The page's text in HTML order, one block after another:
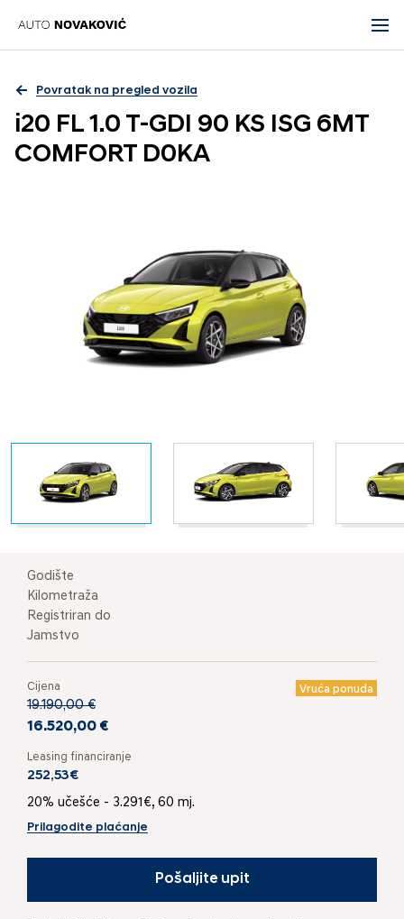
Povratak na pregled vozila
i20 FL 1.0 T-GDI 90 KS ISG 6MT
COMFORT D0KA
Godište
Kilometraža
Registriran do
Jamstvo
Cijena Vruća ponuda
19.190,00 €
16.520,00 €
Leasing financiranje
252,53€
20% učešće - 3.291€, 60 mj.
Prilagodite plaćanje
Pošaljite upit